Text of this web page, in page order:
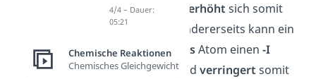
Elektronendichte
erhöht sich somit
beim Letzteren. Andererseits kann ein
elektronegativeresAtom einen-I
Effektausüben undverringert somit
4/4 – Dauer:
05:21
Chemische Reaktionen
Chemisches Gleichgewicht